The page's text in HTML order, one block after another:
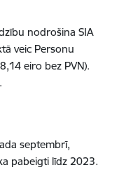
nodrošina SIA
veic Personu
eiro bez PVN).
septembrī,
pabeigti līdz 2023.